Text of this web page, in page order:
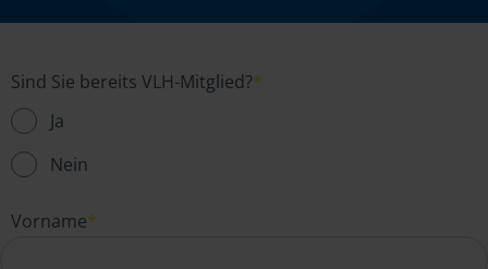
Sind Sie bereits VLH-Mitglied?*
Ja
Nein
Vorname*